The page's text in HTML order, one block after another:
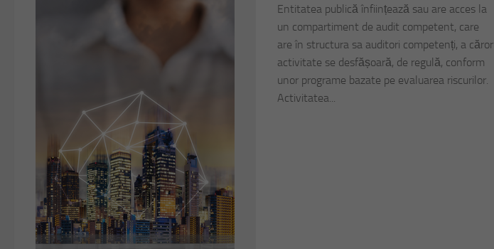
Entitatea publică înființează sau are acces la
un compartiment de audit competent, care
are în structura sa auditori competenți, a căror
activitate se desfășoară, de regulă, conform
unor programe bazate pe evaluarea riscurilor.
Activitatea...